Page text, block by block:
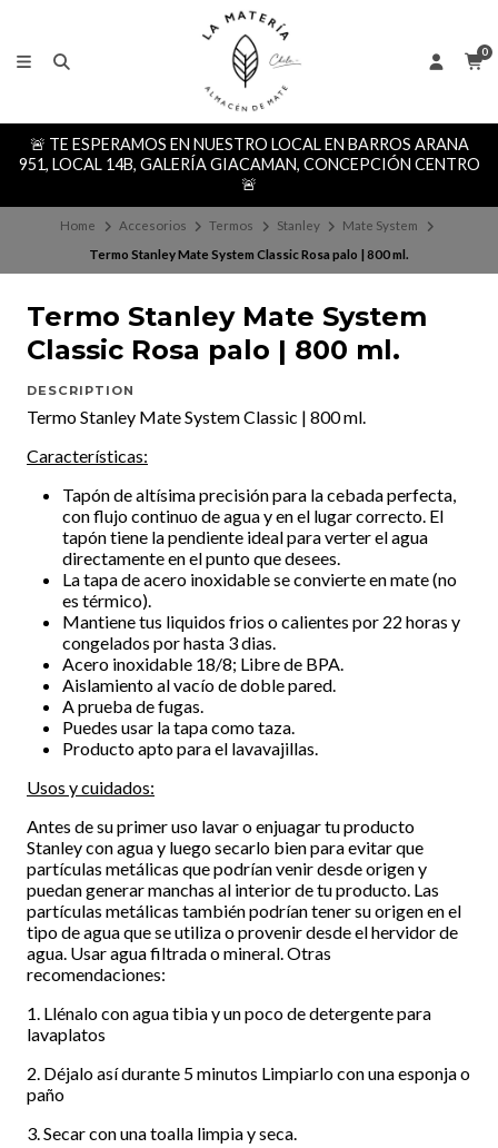
0
🚨 TE ESPERAMOS EN NUESTRO LOCAL EN BARROS ARANA
951, LOCAL 14B, GALERÍA GIACAMAN, CONCEPCIÓN CENTRO
🚨
Home Accesorios Termos Stanley
Mate System
Termo Stanley Mate System Classic Rosa palo | 800 ml.
Termo Stanley Mate System
Classic Rosa palo | 800 ml.
DESCRIPTION
Termo Stanley Mate System Classic | 800 ml.
Características:
Tapón de altísima precisión para la cebada perfecta,
con flujo continuo de agua y en el lugar correcto. El
tapón tiene la pendiente ideal para verter el agua
directamente en el punto que desees.
La tapa de acero inoxidable se convierte en mate (no
es térmico).
Mantiene tus liquidos frios o calientes por 22 horas y
congelados por hasta 3 dias.
Acero inoxidable 18/8; Libre de BPA.
Aislamiento al vacío de doble pared.
A prueba de fugas.
Puedes usar la tapa como taza.
Producto apto para el lavavajillas.
Usos y cuidados:
Antes de su primer uso lavar o enjuagar tu producto
Stanley con agua y luego secarlo bien para evitar que
partículas metálicas que podrían venir desde origen y
puedan generar manchas al interior de tu producto. Las
partículas metálicas también podrían tener su origen en el
tipo de agua que se utiliza o provenir desde el hervidor de
agua. Usar agua filtrada o mineral. Otras
recomendaciones:
1. Llénalo con agua tibia y un poco de detergente para
lavaplatos
2. Déjalo así durante 5 minutos Limpiarlo con una esponja o
paño
3. Secar con una toalla limpia y seca.